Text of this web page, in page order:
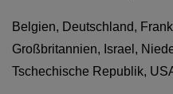
Belgien, Deutschland,
Großbritannien, Israel,
Tschechische Republik,